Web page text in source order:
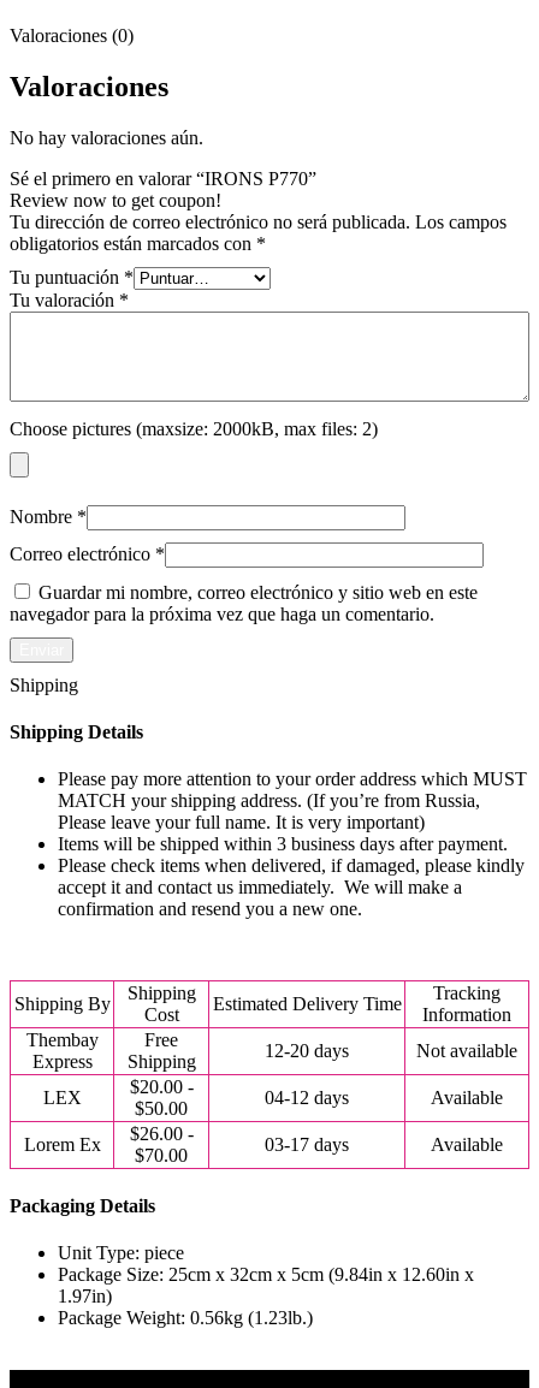
Valoraciones (0)
Valoraciones
No hay valoraciones aún.
Sé el primero en valorar “IRONS P770”
Review now to get coupon!
Tu dirección de correo electrónico no será publicada. Los campos
obligatorios están marcados con *
Tu puntuación *
Tu valoración *
Choose pictures (maxsize: 2000kB, max files: 2)
Nombre *
Correo electrónico *
Guardar mi nombre, correo electrónico y sitio web en este
navegador para la próxima vez que haga un comentario.
Shipping
Shipping Details
Please pay more attention to your order address which MUST
MATCH your shipping address. (If you’re from Russia,
Please leave your full name. It is very important)
Items will be shipped within 3 business days after payment.
Please check items when delivered, if damaged, please kindly
accept it and contact us immediately. We will make a
confirmation and resend you a new one.
Shipping By
Shipping
Cost
Estimated Delivery Time
Tracking
Information
Thembay
Express
Free
Shipping
12-20 days Not available
LEX
$20.00 -
$50.00
04-12 days Available
Lorem Ex
$26.00 -
$70.00
03-17 days Available
Packaging Details
Unit Type: piece
Package Size: 25cm x 32cm x 5cm (9.84in x 12.60in x
1.97in)
Package Weight: 0.56kg (1.23lb.)